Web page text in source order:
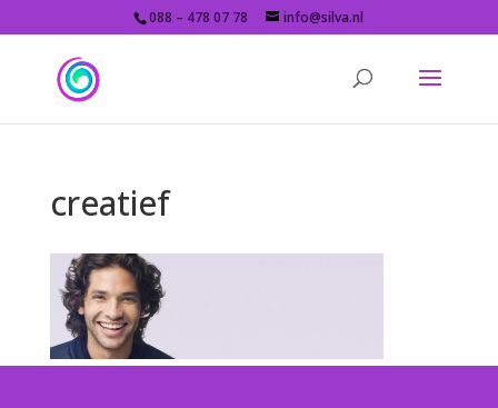
088 – 478 07 78 info@silva.nl
creatief